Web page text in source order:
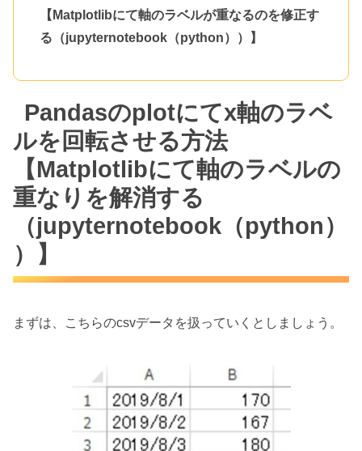
【Matplotlibにて軸のラベルが重なるのを修正す
る（jupyternotebook（python））】
Pandasのplotにてx軸のラベ
ルを回転させる方法
【Matplotlibにて軸のラベルの
重なりを解消する
（jupyternotebook（python）
）】
まずは、こちらのcsvデータを扱っていくとしましょう。